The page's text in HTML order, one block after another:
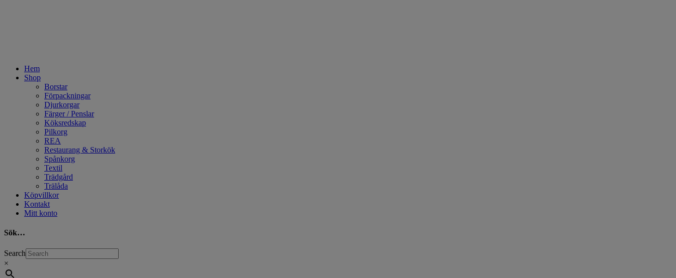
Hem
Shop
Borstar
Förpackningar
Djurkorgar
Färger / Penslar
Köksredskap
Pilkorg
REA
Restaurang & Storkök
Spånkorg
Textil
Trädgård
Trälåda
Köpvillkor
Kontakt
Mitt konto
Sök…
Search
×